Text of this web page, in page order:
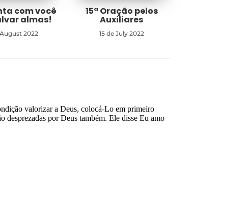
com você
almas!
2022
15ª Oração pelos
Auxiliares
15 de July 2022